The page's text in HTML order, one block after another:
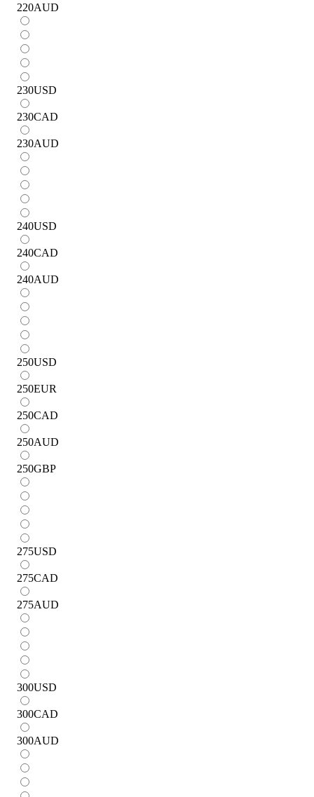
220AUD
230USD
230CAD
230AUD
240USD
240CAD
240AUD
250USD
250EUR
250CAD
250AUD
250GBP
275USD
275CAD
275AUD
300USD
300CAD
300AUD